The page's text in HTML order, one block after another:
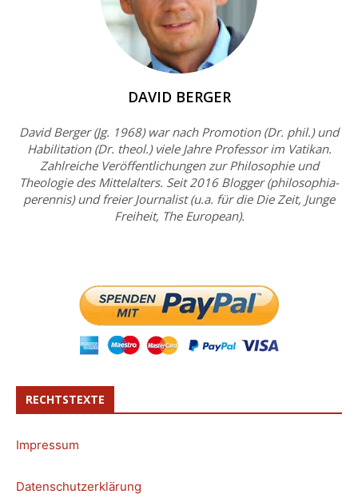
DAVID BERGER
David Berger (Jg. 1968) war nach Promotion (Dr. phil.) und
Habilitation (Dr. theol.) viele Jahre Professor im Vatikan.
Zahlreiche Veröffentlichungen zur Philosophie und
Theologie des Mittelalters. Seit 2016 Blogger (philosophia-
perennis) und freier Journalist (u.a. für die Die Zeit, Junge
Freiheit, The European).
RECHTSTEXTE
Impressum
Datenschutzerklärung